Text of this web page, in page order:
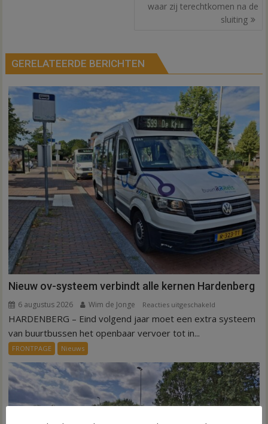
waar zij terechtkomen na de
sluiting
GERELATEERDE BERICHTEN
Nieuw ov-systeem verbindt alle kernen Hardenberg
6 augustus 2026 Wim de Jonge Reacties uitgeschakeld
Nieuw
alle
kernen
Hardenberg
HARDENBERG – Eind volgend jaar moet een extra systeem
van buurtbussen het openbaar vervoer tot in...
FRONTPAGE Nieuws